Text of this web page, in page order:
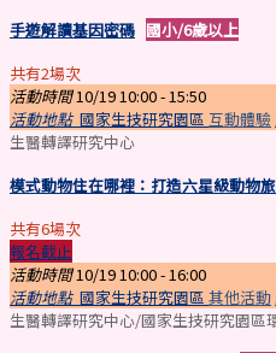
手遊解讀基因密碼 國小/6歲以上
共有2場次
活動時間10/19 10:00 -15:50
活動地點 國家生技研究園區 互動體驗
生醫轉譯研究中心
模式動物住在哪裡：打造六星級動物
共有6場次
報名截止
活動時間10/19 10:00 -16:00
活動地點 國家生技研究園區 其他活動
生醫轉譯研究中心/國家生技研究園區